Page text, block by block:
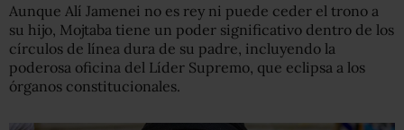
Aunque Alí Jamenei no es rey ni puede ceder el trono a
su hijo, Mojtaba tiene un poder significativo dentro de los
círculos de línea dura de su padre, incluyendo la
poderosa oficina del Líder Supremo, que eclipsa a los
órganos constitucionales.